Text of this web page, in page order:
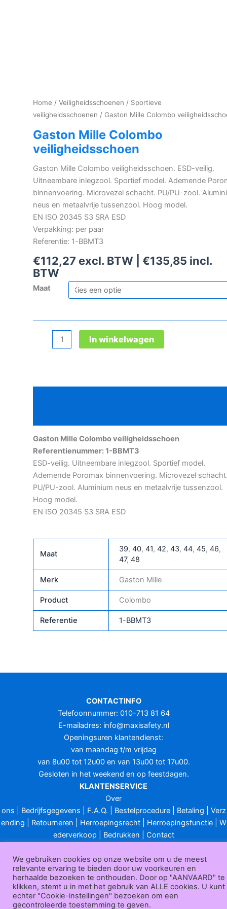
Home / Veiligheidsschoenen / Sportieve
veiligheidsschoenen / Gaston Mille Colombo
Gaston Mille Colombo
veiligheidsschoen
Gaston Mille Colombo veiligheidsschoen. ESD-veilig.
Uitneembare inlegzool. Sportief model. Ademende
binnenvoering. Microvezel schacht. PU/PU-zool.
neus en metaalvrije tussenzool. Hoog model.
EN ISO 20345 S3 SRA ESD
Verpakking: per paar
Referentie: 1-BBMT3
€112,27 excl. BTW | €135,85 incl.
BTW
Maat
aantal
In winkelwagen
Gaston Mille Colombo veiligheidsschoen
Referentienummer: 1-BBMT3
ESD-veilig. Uitneembare inlegzool. Sportief model.
Ademende Poromax binnenvoering. Microvezel
PU/PU-zool. Aluminium neus en metaalvrije tussenzool.
Hoog model.
EN ISO 20345 S3 SRA ESD
Maat
39, 40, 41, 42, 43, 44, 45, 46,
47, 48
Merk Gaston Mille
Product Colombo
Referentie 1-BBMT3
CONTACTINFO
Telefoonnummer: 010-713 81 64
E-mailadres: info@maxisafety.nl
Openingsuren klantendienst:
van maandag t/m vrijdag
van 8u00 tot 12u00 en van 13u00 tot 17u00.
Gesloten in het weekend en op feestdagen.
KLANTENSERVICE
Over
ons
Bedrijfsgegevens F.A.Q. Bestelprocedure| Betaling
Verz
ending
Retourneren Herroepingsrecht| Herroepingsfunctie| W
ederverkoop
Bedrukken
Contact
Maxisafety.nl © 2026
We gebruiken cookies op onze website om u de meest
relevante ervaring te bieden door uw voorkeuren en
herhaalde bezoeken te onthouden. Door op "AANVAARD" te
klikken, stemt u in met het gebruik van ALLE cookies. U kunt
echter "Cookie-instellingen" bezoeken om een
gecontroleerde toestemming te geven.